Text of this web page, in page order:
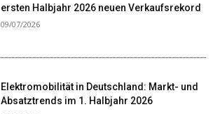
ersten Halbjahr 2026 neuen Verkaufsrekord
09/07/2026
Elektromobilität in Deutschland: Markt- und
Absatztrends im 1. Halbjahr 2026